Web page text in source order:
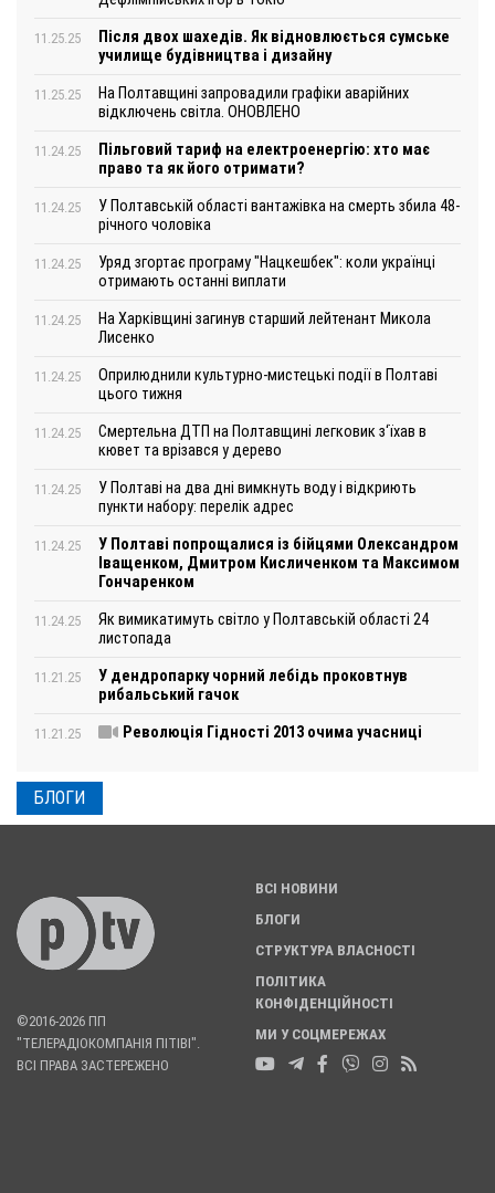
11.25.25
Після двох шахедів. Як відновлюється сумське
училище будівництва і дизайну
11.25.25
На Полтавщині запровадили графіки аварійних
відключень світла. ОНОВЛЕНО
11.24.25
Пільговий тариф на електроенергію: хто має
право та як його отримати?
11.24.25
У Полтавській області вантажівка на смерть збила 48-
річного чоловіка
11.24.25
Уряд згортає програму "Нацкешбек": коли українці
отримають останні виплати
11.24.25
На Харківщині загинув старший лейтенант Микола
Лисенко
11.24.25
Оприлюднили культурно-мистецькі події в Полтаві
цього тижня
11.24.25
Смертельна ДТП на Полтавщині легковик з‘їхав в
кювет та врізався у дерево
11.24.25
У Полтаві на два дні вимкнуть воду і відкриють
пункти набору: перелік адрес
11.24.25
У Полтаві попрощалися із бійцями Олександром
Іващенком, Дмитром Кисличенком та Максимом
Гончаренком
11.24.25
Як вимикатимуть світло у Полтавській області 24
листопада
11.21.25
У дендропарку чорний лебідь проковтнув
рибальський гачок
11.21.25 Революція Гідності 2013 очима учасниці
БЛОГИ
©2016-2026 ПП
"ТЕЛЕРАДІОКОМПАНІЯ ПІТІВІ".
ВСІ ПРАВА ЗАСТЕРЕЖЕНО
ВСІ НОВИНИ
БЛОГИ
СТРУКТУРА ВЛАСНОСТІ
ПОЛІТИКА
КОНФІДЕНЦІЙНОСТІ
МИ У СОЦМЕРЕЖАХ